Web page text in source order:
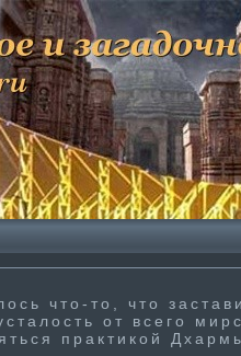
что-то, что
от всего
практи­кой